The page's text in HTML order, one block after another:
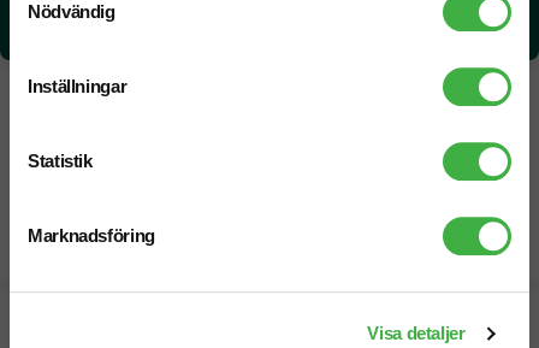
Nödvändig
Inställningar
Statistik
Marknadsföring
Visa detaljer
CO₂e -avtryck: